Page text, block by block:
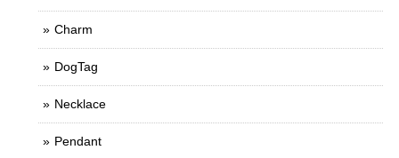
Charm
DogTag
Necklace
Pendant